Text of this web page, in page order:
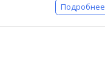
Подробнее